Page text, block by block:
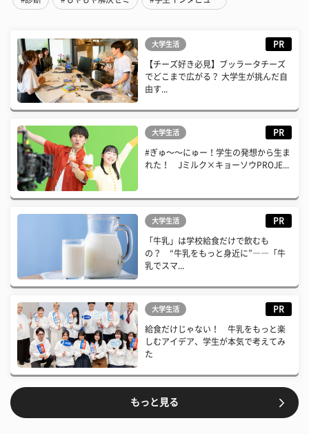
大学生活 PR
【チーズ好き必見】ブッラータチーズ
でどこまで広がる？ 大学生が挑んだ自
由す...
大学生活 PR
#ぎゅ〜〜にゅー！学生の発想から生ま
れた！ Jミルク×キョーソウPROJE...
大学生活 PR
「牛乳」は学校給食だけで飲むも
の？ “牛乳をもっと身近に”――「牛
乳でスマ...
大学生活 PR
給食だけじゃない！ 牛乳をもっと楽
しむアイデア、学生が本気で考えてみ
た
もっと見る